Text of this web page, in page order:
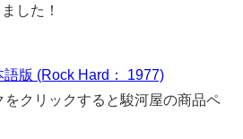
した！
版 (Rock Hard： 1977)
をクリックすると駿河屋の商品ペ